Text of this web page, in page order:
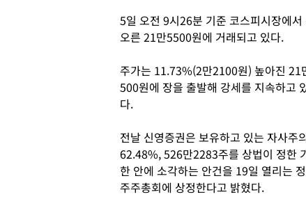
5일 오전 9시26분 기준 코스피시장에
오른 21만5500원에 거래되고 있다.
주가는 11.73%(2만2100원) 높아진 21
500원에 장을 출발해 강세를 지속하고
다.
전날 신영증권은 보유하고 있는 자사주
62.48%, 526만2283주를 상법이 정한
한 안에 소각하는 안건을 19일 열리는
주주총회에 상정한다고 밝혔다.